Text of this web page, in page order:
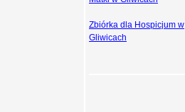
Zbiórka dla Hospicjum w
Gliwicach